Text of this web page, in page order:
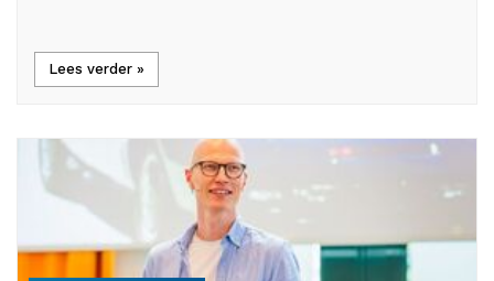
Lees verder »